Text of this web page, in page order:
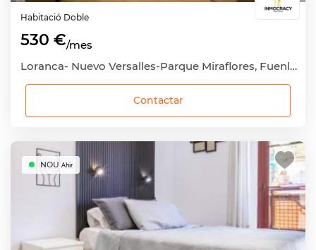
Habitació Doble
530 €/mes
Loranca- Nuevo Versalles-Parque Miraflores, Fuenlabrada, Madrid
Contactar
NOU Ahir